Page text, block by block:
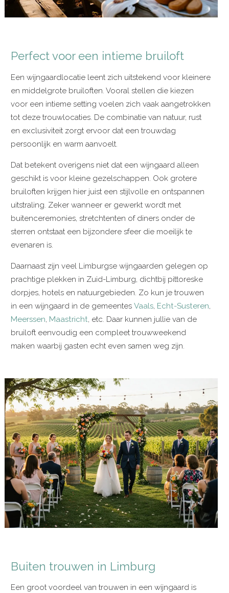
Perfect voor een intieme bruiloft
Een wijngaardlocatie leent zich uitstekend voor kleinere
en middelgrote bruiloften. Vooral stellen die kiezen
voor een intieme setting voelen zich vaak aangetrokken
tot deze trouwlocaties. De combinatie van natuur, rust
en exclusiviteit zorgt ervoor dat een trouwdag
persoonlijk en warm aanvoelt.
Dat betekent overigens niet dat een wijngaard alleen
geschikt is voor kleine gezelschappen. Ook grotere
bruiloften krijgen hier juist een stijlvolle en ontspannen
uitstraling. Zeker wanneer er gewerkt wordt met
buitenceremonies, stretchtenten of diners onder de
sterren ontstaat een bijzondere sfeer die moeilijk te
evenaren is.
Daarnaast zijn veel Limburgse wijngaarden gelegen op
prachtige plekken in Zuid-Limburg, dichtbij pittoreske
dorpjes, hotels en natuurgebieden. Zo kun je trouwen
in een wijngaard in de gemeentesVaals, Echt-Susteren,
Meerssen, Maastricht, etc. Daar kunnen jullie van de
bruiloft eenvoudig een compleet trouwweekend
maken waarbij gasten echt even samen weg zijn.
Buiten trouwen in Limburg
Een groot voordeel van trouwen in een wijngaard is